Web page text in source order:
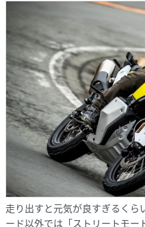
走り出すと元気が良すぎるくら
ード以外では「ストリートモー